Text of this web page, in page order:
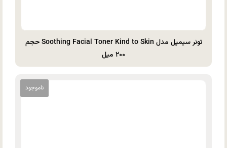
تونر سیمپل مدل Soothing Facial Toner Kind to Skin حجم
۲۰۰ میل